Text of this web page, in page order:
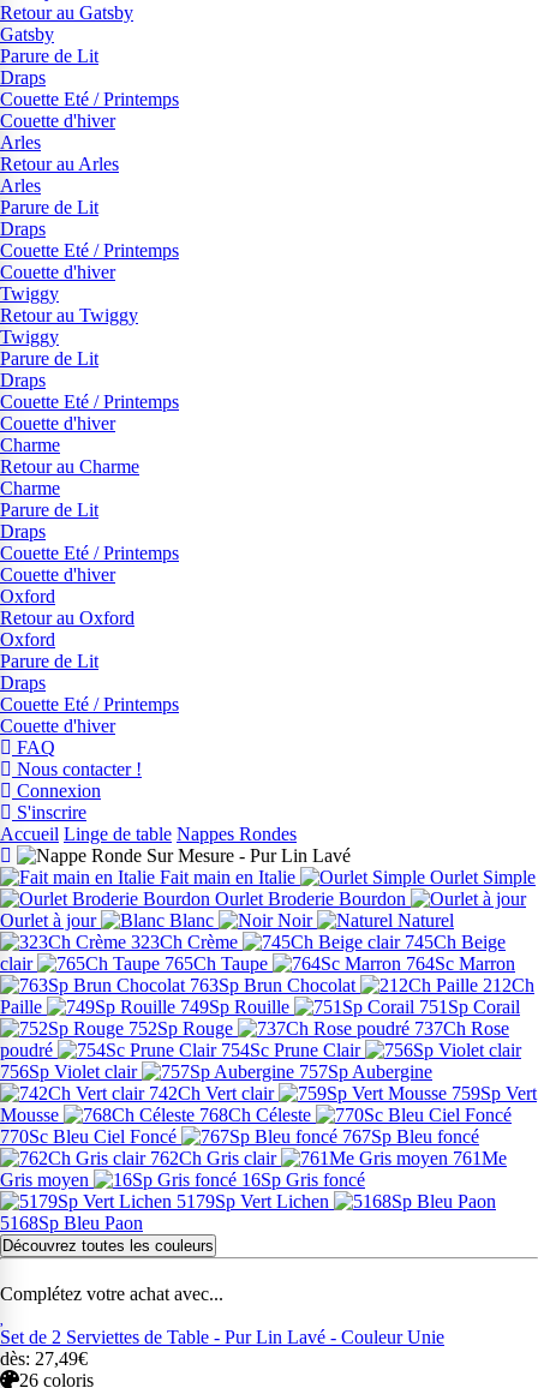
Retour au Gatsby
Gatsby
Parure de Lit
Draps
Couette Eté / Printemps
Couette d'hiver
Arles
Retour au Arles
Arles
Parure de Lit
Draps
Couette Eté / Printemps
Couette d'hiver
Twiggy
Retour au Twiggy
Twiggy
Parure de Lit
Draps
Couette Eté / Printemps
Couette d'hiver
Charme
Retour au Charme
Charme
Parure de Lit
Draps
Couette Eté / Printemps
Couette d'hiver
Oxford
Retour au Oxford
Oxford
Parure de Lit
Draps
Couette Eté / Printemps
Couette d'hiver
FAQ
Nous contacter !
Connexion
S'inscrire
Accueil Linge de table Nappes Rondes
Fait main en Italie
Ourlet Simple
Ourlet Broderie Bourdon
Ourlet à jour
Blanc Noir
Naturel
323Ch Crème
745Ch Beige
clair
765Ch Taupe
764Sc Marron
763Sp Brun Chocolat
212Ch
Paille
749Sp Rouille
751Sp Corail
752Sp Rouge
737Ch Rose
poudré
754Sc Prune Clair
756Sp Violet clair
757Sp Aubergine
742Ch Vert clair
759Sp Vert
Mousse
768Ch Céleste
770Sc Bleu Ciel Foncé
767Sp Bleu foncé
762Ch Gris clair
761Me
Gris moyen
16Sp Gris foncé
5179Sp Vert Lichen
5168Sp Bleu Paon
Découvrez toutes les couleurs
Complétez votre achat avec...
Set de 2 Serviettes de Table - Pur Lin Lavé - Couleur Unie
dès: 27,49€
26 coloris